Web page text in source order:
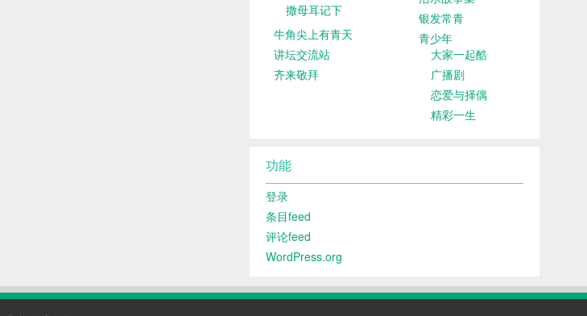
撒母耳记下
牛角尖上有青天
讲坛交流站
齐来敬拜
银发常青
青少年
大家一起酷
广播剧
恋爱与择偶
精彩一生
功能
登录
条目feed
评论feed
WordPress.org